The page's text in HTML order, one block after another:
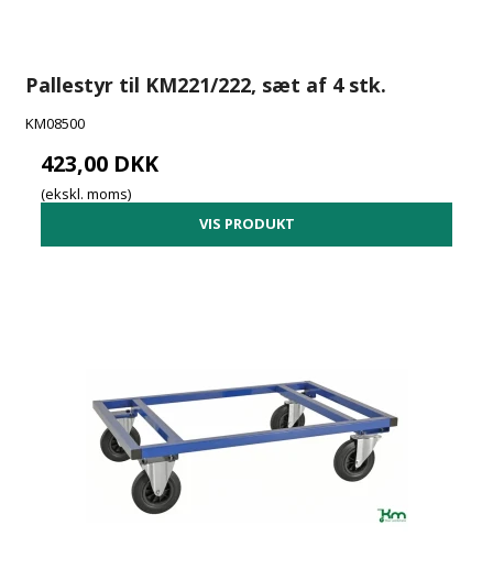
Pallestyr til KM221/222, sæt af 4 stk.
KM08500
423,00 DKK
(ekskl. moms)
VIS PRODUKT